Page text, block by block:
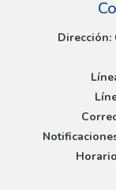
Dirección: